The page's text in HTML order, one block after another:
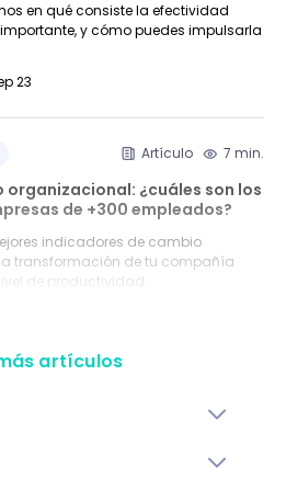
en qué consiste la efectividad
y cómo puedes impulsarla
23
Artículo 7 min.
¿cuáles son los
de +300 empleados?
indicadores de cambio
transformación de tu compañía
de productividad.
artículos